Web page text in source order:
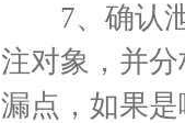
7、确认泄
注对象，并
漏点，如果